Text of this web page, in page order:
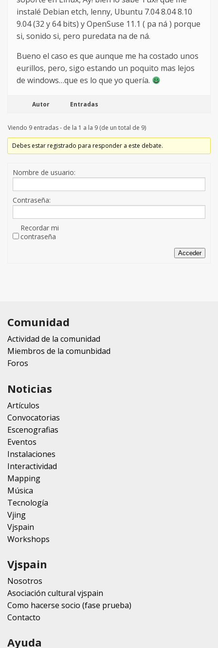
instalé Debian etch, lenny, Ubuntu 7.04 8.04 8.10
9.04 (32 y 64 bits) y OpenSuse 11.1 ( pa ná ) porque
si, sonido si, pero puredata na de ná.
Bueno el caso es que aunque me ha costado unos
eurillos, pero, sigo estando un poquito mas lejos
de windows…que es lo que yo quería.
Autor Entradas
Viendo 9 entradas - de la 1 a la 9 (de un total de 9)
Debes estar registrado para responder a este debate.
Nombre de usuario:
Contraseña:
Recordar mi
contraseña
Acceder
Comunidad
Actividad de la comunidad
Miembros de la comunbidad
Foros
Noticias
Artículos
Convocatorias
Escenografias
Eventos
Instalaciones
Interactividad
Mapping
Música
Tecnología
Vjing
Vjspain
Workshops
Vjspain
Nosotros
Asociación cultural vjspain
Como hacerse socio (fase prueba)
Contacto
Ayuda